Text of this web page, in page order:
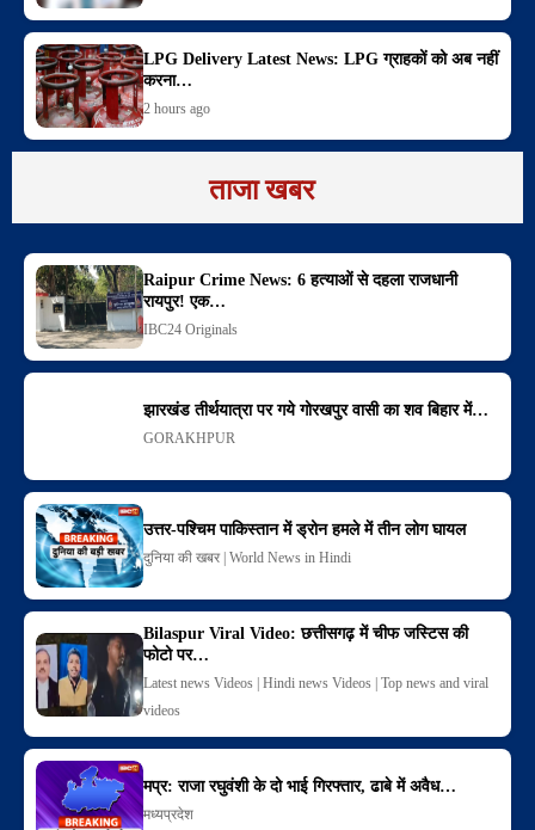
LPG Delivery Latest News: LPG ग्राहकों को अब नहीं
करना…
2 hours ago
ताजा खबर
Raipur Crime News: 6 हत्याओं से दहला राजधानी
रायपुर! एक…
IBC24 Originals
झारखंड तीर्थयात्रा पर गये गोरखपुर वासी का शव बिहार में…
GORAKHPUR
उत्तर-पश्चिम पाकिस्तान में ड्रोन हमले में तीन लोग घायल
दुनिया की खबर | World News in Hindi
Bilaspur Viral Video: छत्तीसगढ़ में चीफ जस्टिस की
फोटो पर…
Latest news Videos | Hindi news Videos | Top news and viral
videos
मप्र: राजा रघुवंशी के दो भाई गिरफ्तार, ढाबे में अवैध…
मध्यप्रदेश